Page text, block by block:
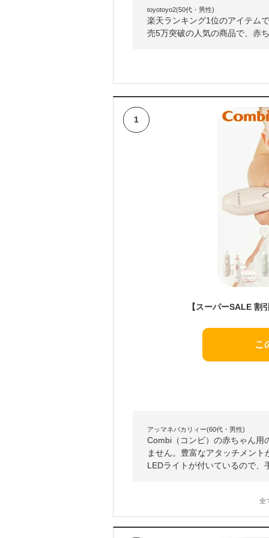
toyotoyo2(50代・男性)
楽天ランキング1位のアイテム
売5万突破の人気の商品で、赤
1
こ
アッマネバカリィー(60代・男性)
Combi（コンビ）の赤ちゃん用
ません。豊富なアタッチメン
LEDライトが付いているので、
全